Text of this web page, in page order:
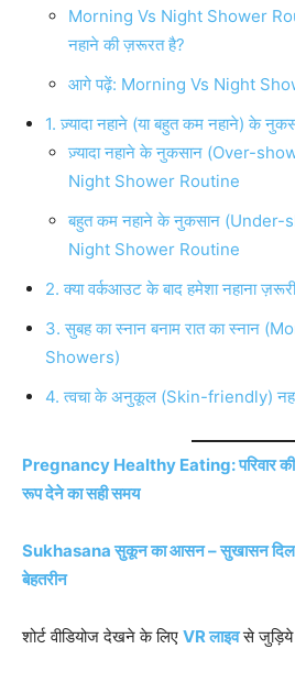
Morning Vs Night Shower
नहाने की ज़रूरत है?
आगे पढ़ें: Morning Vs Night
1. ज़्यादा नहाने (या बहुत कम नहाने) के
ज़्यादा नहाने के नुकसान (Over-
Night Shower Routine
बहुत कम नहाने के नुकसान
Night Shower Routine
2. क्या वर्कआउट के बाद हमेशा नहाना
3. सुबह का स्नान बनाम रात का स्नान
Showers)
4. त्वचा के अनुकूल (Skin-friendly)
Pregnancy Healthy Eating: परिवार की
रूप देने का सही समय
Sukhasana सुकून का आसन – सुखासन दिल
बेहतरीन
शोर्ट वीडियोज देखने के लिए VR लाइवसे जुड़िये